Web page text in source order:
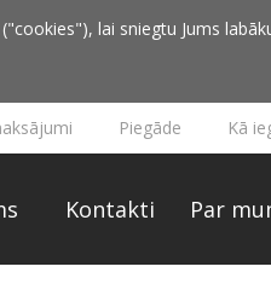
lai sniegtu Jums
Piegāde Kā
Kontakti Par